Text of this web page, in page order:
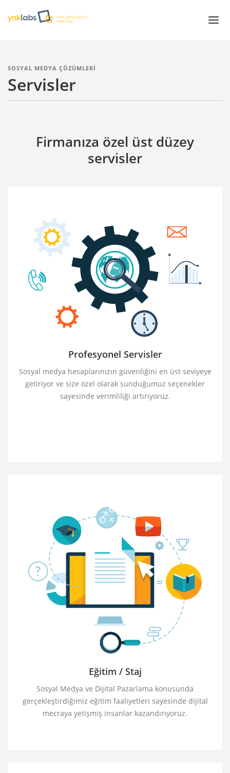
Çözümler
SOSYAL MEDYA ÇÖZÜMLERİ
Servisler
Firmanıza özel üst düzey
servisler
Profesyonel Servisler
Sosyal medya hesaplarınızın güvenliğini en üst seviyeye
getiriyor ve size özel olarak sunduğumuz seçenekler
sayesinde verimliliği artırıyoruz.
Eğitim / Staj
Sosyal Medya ve Dijital Pazarlama konusunda
gerçekleştirdiğimiz eğitim faaliyetleri sayesinde dijital
mecraya yetişmiş insanlar kazandırıyoruz.